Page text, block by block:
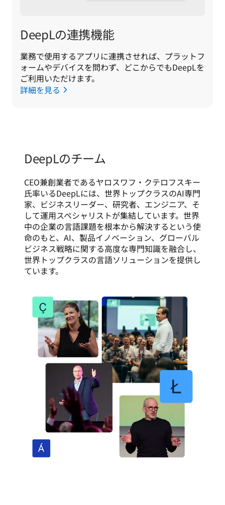
DeepLの連携機能
業務で使用するアプリに連携させれば、プラットフ
ォームやデバイスを問わず、どこからでもDeepLを
ご利用いただけます。
詳細を見る
DeepLのチーム
CEO兼創業者であるヤロスワフ・クテロフスキー
氏率いるDeepLには、世界トップクラスのAI専門
家、ビジネスリーダー、研究者、エンジニア、そ
して運用スペシャリストが集結しています。世界
中の企業の言語課題を根本から解決するという使
命のもと、AI、製品イノベーション、グローバル
ビジネス戦略に関する高度な専門知識を融合し、
世界トップクラスの言語ソリューションを提供し
ています。